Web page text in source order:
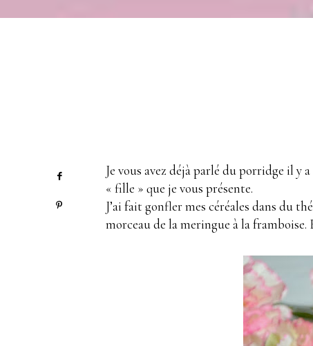
Je vous avez déjà parlé du porridge il y
« fille » que je vous présente.
J’ai fait gonfler mes céréales dans du
morceau de la meringue à la